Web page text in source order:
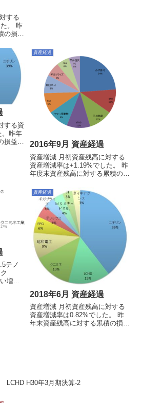
する
。 昨
の損益
り：
リオ
託は
する資
。昨年
益率
資産経過
2016年9月 資産経過
資産増減 月初資産残高に対する
資産増減率は+1.19%でした。 昨
年度末資産残高に対する累積の損
買買い：VTHD(@435)、
FPG(@910)、日産東京販売
(@226)売り：なしその他：GTS
が1:2の株...
テノ
増
資産経過
2018年6月 資産経過
資産増減 月初資産残高に対する
資産増減率は0.82%でした。 昨
年末資産残高に対する累積の損益
LCHD H30年3月期決算-2